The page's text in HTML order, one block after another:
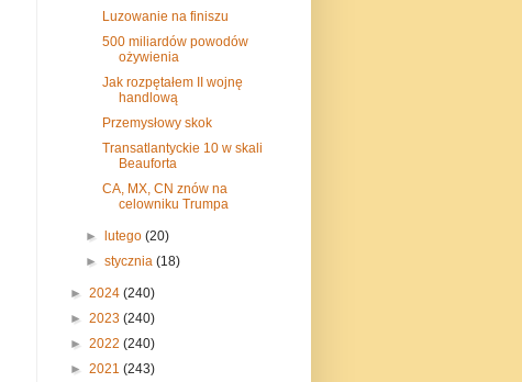
Luzowanie na finiszu
500 miliardów powodów
ożywienia
Jak rozpętałem II wojnę
handlową
Przemysłowy skok
Transatlantyckie 10 w skali
Beauforta
CA, MX, CN znów na
celowniku Trumpa
►lutego(20)
►stycznia(18)
► 2024 (240)
► 2023 (240)
► 2022 (240)
► 2021 (243)